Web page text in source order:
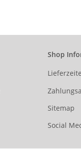
Shop
Sitemap
Social